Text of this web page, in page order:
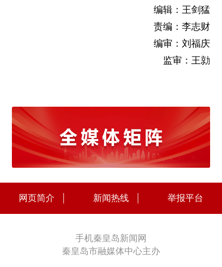
编辑：王剑猛
责编：李志财
编审：刘福庆
监审：王勍
网页简介 新闻热线 举报平台
手机秦皇岛新闻网
秦皇岛市融媒体中心主办